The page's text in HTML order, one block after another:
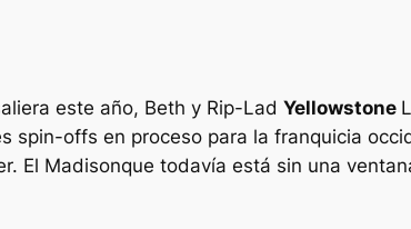
este año, Beth y Rip-Lad Yellowstone
spin-offs en proceso para la franquicia
El Madisonque todavía está sin una